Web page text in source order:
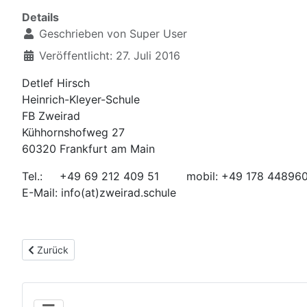
Details
Geschrieben von Super User
Veröffentlicht: 27. Juli 2016
Detlef Hirsch
Heinrich-Kleyer-Schule
FB Zweirad
Kühhornshofweg 27
60320 Frankfurt am Main
Tel.: +49 69 212 409 51 mobil: +49 178
E-Mail: info(at)zweirad.schule
Vorheriger Beitrag: Fachpraxis MT
Zurück